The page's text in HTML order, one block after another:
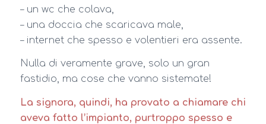
– un wc che colava,
– una doccia che scaricava male,
– internet che spesso e volentieri era assente.
Nulla di veramente grave, solo un gran
fastidio, ma cose che vanno sistemate!
La signora, quindi, ha provato a chiamare chi
aveva fatto l’impianto, purtroppo spesso e